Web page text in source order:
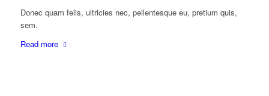
Donec quam felis, ultricies nec, pellentesque eu, pretium quis,
sem.
Read more